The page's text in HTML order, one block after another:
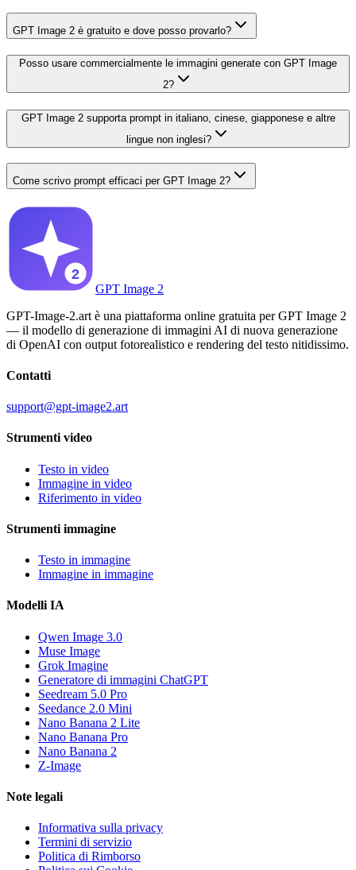
GPT Image 2 è gratuito e dove posso provarlo?
Posso usare commercialmente le immagini generate con GPT Image
2?
GPT Image 2 supporta prompt in italiano, cinese, giapponese e altre
lingue non inglesi?
Come scrivo prompt efficaci per GPT Image 2?
GPT Image 2
GPT-Image-2.art è una piattaforma online gratuita per GPT Image 2
— il modello di generazione di immagini AI di nuova generazione
di OpenAI con output fotorealistico e rendering del testo nitidissimo.
Contatti
support@gpt-image2.art
Strumenti video
Testo in video
Immagine in video
Riferimento in video
Strumenti immagine
Testo in immagine
Immagine in immagine
Modelli IA
Qwen Image 3.0
Muse Image
Grok Imagine
Generatore di immagini ChatGPT
Seedream 5.0 Pro
Seedance 2.0 Mini
Nano Banana 2 Lite
Nano Banana Pro
Nano Banana 2
Z-Image
Note legali
Informativa sulla privacy
Termini di servizio
Politica di Rimborso